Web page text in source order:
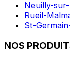
Neuilly-
Rueil-
St-
NOS